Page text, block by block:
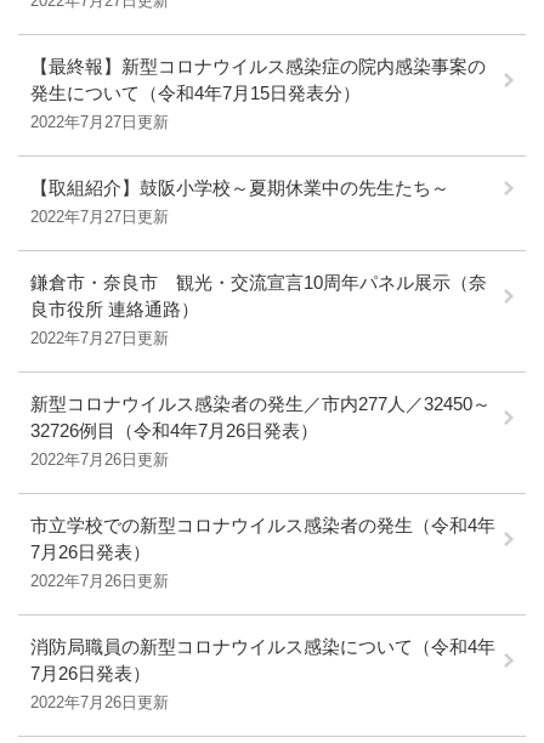
【最終報】新型コロナウイルス感染症の院内感染事案の
発生について（令和4年7月15日発表分）
2022年7月27日更新
【取組紹介】鼓阪小学校～夏期休業中の先生たち～
2022年7月27日更新
鎌倉市・奈良市 観光・交流宣言10周年パネル展示（奈
良市役所 連絡通路）
2022年7月27日更新
新型コロナウイルス感染者の発生／市内277人／32450～
32726例目（令和4年7月26日発表）
2022年7月26日更新
市立学校での新型コロナウイルス感染者の発生（令和4年
7月26日発表）
2022年7月26日更新
消防局職員の新型コロナウイルス感染について（令和4年
7月26日発表）
2022年7月26日更新